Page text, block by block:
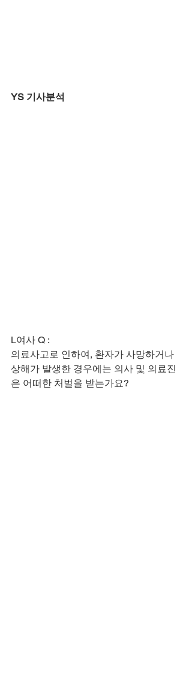
YS 기사분석
L여사 Q :
​의료사고로 인하여, 환자가 사망하거나
상해가 발생한 경우에는 의사 및 의료진
은 어떠한 처벌을 받는가요?